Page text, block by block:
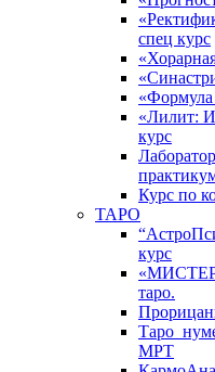
спец курс
«Лилит:
курс
Курс по
ТАРО
курс
таро.
МРТ